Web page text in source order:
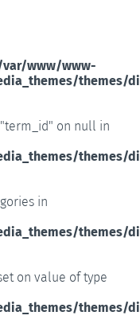
www/www-
themes/
on null in
themes/
in
themes/
on value of type
themes/